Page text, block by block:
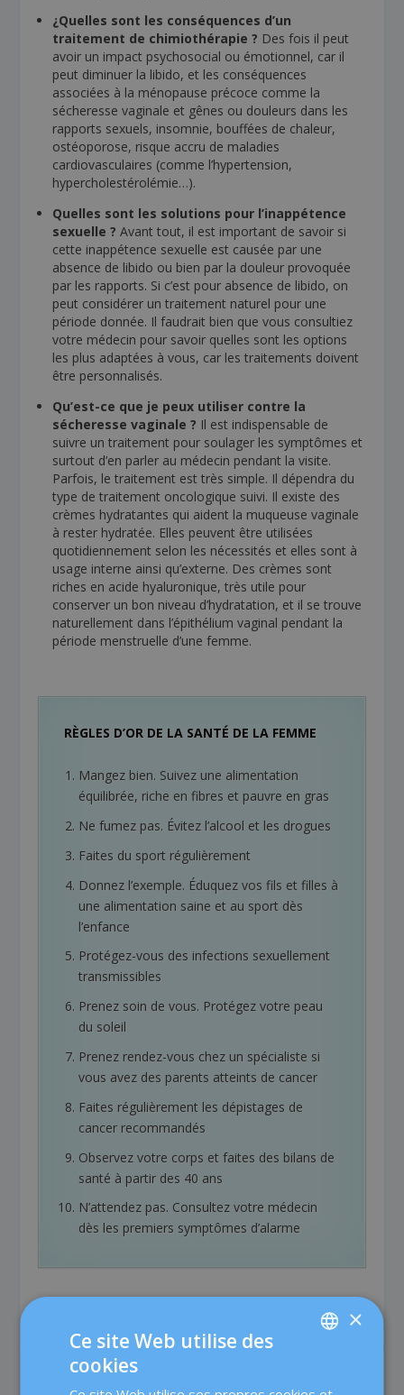
¿Quelles sont les conséquences d’un
traitement de chimiothérapie ? Des fois il peut
avoir un impact psychosocial ou émotionnel, car il
peut diminuer la libido, et les conséquences
associées à la ménopause précoce comme la
sécheresse vaginale et gênes ou douleurs dans les
rapports sexuels, insomnie, bouffées de chaleur,
ostéoporose, risque accru de maladies
cardiovasculaires (comme l’hypertension,
hypercholestérolémie…).
Quelles sont les solutions pour l’inappétence
sexuelle ?Avant tout, il est important de savoir si
cette inappétence sexuelle est causée par une
absence de libido ou bien par la douleur provoquée
par les rapports. Si c’est pour absence de libido, on
peut considérer un traitement naturel pour une
période donnée. Il faudrait bien que vous consultiez
votre médecin pour savoir quelles sont les options
les plus adaptées à vous, car les traitements doivent
être personnalisés.
Qu’est-ce que je peux utiliser contre la
sécheresse vaginale ? Il est indispensable de
suivre un traitement pour soulager les symptômes et
surtout d’en parler au médecin pendant la visite.
Parfois, le traitement est très simple. Il dépendra du
type de traitement oncologique suivi. Il existe des
crèmes hydratantes qui aident la muqueuse vaginale
à rester hydratée. Elles peuvent être utilisées
quotidiennement selon les nécessités et elles sont à
usage interne ainsi qu’externe. Des crèmes sont
riches en acide hyaluronique, très utile pour
conserver un bon niveau d’hydratation, et il se trouve
naturellement dans l’épithélium vaginal pendant la
période menstruelle d’une femme.
RÈGLES D’OR DE LA SANTÉ DE LA FEMME
Mangez bien. Suivez une alimentation
équilibrée, riche en fibres et pauvre en gras
Ne fumez pas. Évitez l’alcool et les drogues
Faites du sport régulièrement
Donnez l’exemple. Éduquez vos fils et filles à
une alimentation saine et au sport dès
l’enfance
Protégez-vous des infections sexuellement
transmissibles
Prenez soin de vous. Protégez votre peau
du soleil
Prenez rendez-vous chez un spécialiste si
vous avez des parents atteints de cancer
Faites régulièrement les dépistages de
cancer recommandés
Observez votre corps et faites des bilans de
santé à partir des 40 ans
N’attendez pas. Consultez votre médecin
dès les premiers symptômes d’alarme
PARTAGER:
×
Ce site Web utilise des
cookies